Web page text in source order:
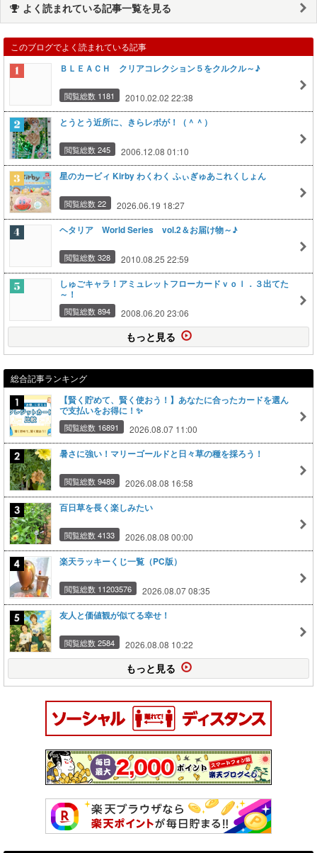
よく読まれている記事一覧を見る
このブログでよく読まれている記事
ＢＬＥＡＣＨ クリアコレクション５をクルクル～♪
閲覧総数 1181 2010.02.02 22:38
とうとう近所に、きらレボが！（＾＾）
閲覧総数 245 2006.12.08 01:10
星のカービィ Kirby わくわく ふぃぎゅあこれくしょん
閲覧総数 22 2026.06.19 18:27
ヘタリア World Series vol.2＆お届け物～♪
閲覧総数 328 2010.08.25 22:59
しゅごキャラ！アミュレットフローカードｖｏｌ．３出てた
～！
閲覧総数 894 2008.06.20 23:06
もっと見る
総合記事ランキング
【賢く貯めて、賢く使おう！】あなたに合ったカードを選ん
で支払いをお得に！✨
閲覧総数 16891 2026.08.07 11:00
暑さに強い！マリーゴールドと日々草の種を採ろう！
閲覧総数 9489 2026.08.08 16:58
百日草を長く楽しみたい
閲覧総数 4133 2026.08.08 00:00
楽天ラッキーくじ一覧（PC版）
閲覧総数 11203576 2026.08.07 08:35
友人と価値観が似てる幸せ！
閲覧総数 2584 2026.08.08 10:22
もっと見る